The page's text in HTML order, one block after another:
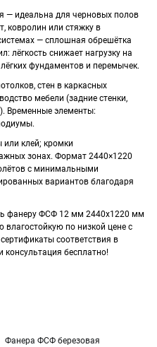
идеальна для черновых полов
ковролин или стяжку в
— сплошная обрешётка
лёгкость снижает нагрузку на
фундаментов и перемычек.
стен в каркасных
мебели (задние стенки,
Временные элементы:
или клей; кромки
зонах. Формат 2440×1220
с минимальными
вариантов благодаря
фанеру ФСФ 12 мм 2440х1220 мм
по низкой цене с
соответствия в
консультация бесплатно!
Фанера ФСФ березовая